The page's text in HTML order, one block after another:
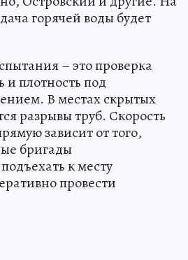
горячей воды будет
– это проверка
и плотность под
В местах скрытых
разрывы труб. Скорость
зависит от того,
бригады
к месту
провести